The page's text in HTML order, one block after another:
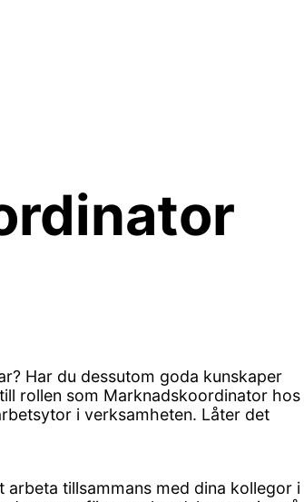
Har du dessutom goda kunskaper
rollen som Marknadskoordinator hos
i verksamheten. Låter det
tillsammans med dina kollegor i